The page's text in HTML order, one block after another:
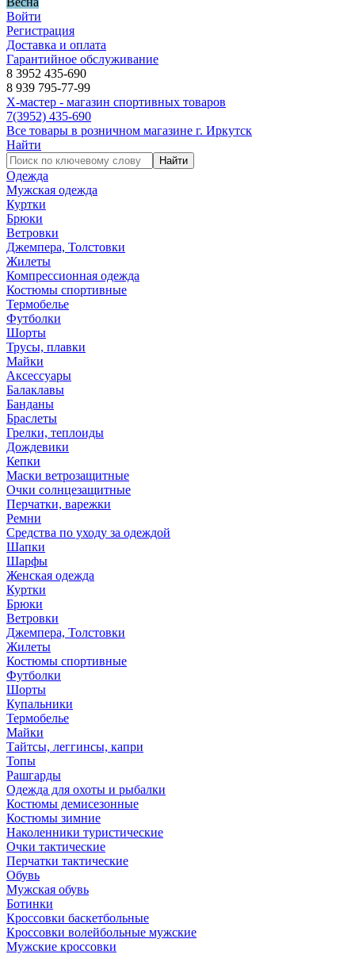
Войти
Регистрация
Доставка и оплата
Гарантийное обслуживание
8 3952 435-690
8 939 795-77-99
Х-мастер - магазин спортивных товаров
7(3952) 435-690
Все товары в розничном магазине г. Иркутск
Найти
Найти
Одежда
Мужская одежда
Куртки
Брюки
Ветровки
Джемпера, Толстовки
Жилеты
Компрессионная одежда
Костюмы спортивные
Термобелье
Футболки
Шорты
Трусы, плавки
Майки
Аксессуары
Балаклавы
Банданы
Браслеты
Грелки, теплоиды
Дождевики
Кепки
Маски ветрозащитные
Очки солнцезащитные
Перчатки, варежки
Ремни
Средства по уходу за одеждой
Шапки
Шарфы
Женская одежда
Куртки
Брюки
Ветровки
Джемпера, Толстовки
Жилеты
Костюмы спортивные
Футболки
Шорты
Купальники
Термобелье
Майки
Тайтсы, леггинсы, капри
Топы
Рашгарды
Одежда для охоты и рыбалки
Костюмы демисезонные
Костюмы зимние
Наколенники туристические
Очки тактические
Перчатки тактические
Обувь
Мужская обувь
Ботинки
Кроссовки баскетбольные
Кроссовки волейбольные мужские
Мужские кроссовки